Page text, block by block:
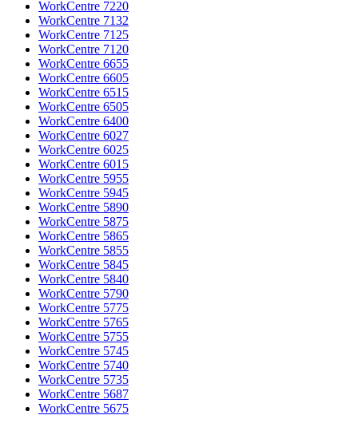
WorkCentre 7220
WorkCentre 7132
WorkCentre 7125
WorkCentre 7120
WorkCentre 6655
WorkCentre 6605
WorkCentre 6515
WorkCentre 6505
WorkCentre 6400
WorkCentre 6027
WorkCentre 6025
WorkCentre 6015
WorkCentre 5955
WorkCentre 5945
WorkCentre 5890
WorkCentre 5875
WorkCentre 5865
WorkCentre 5855
WorkCentre 5845
WorkCentre 5840
WorkCentre 5790
WorkCentre 5775
WorkCentre 5765
WorkCentre 5755
WorkCentre 5745
WorkCentre 5740
WorkCentre 5735
WorkCentre 5687
WorkCentre 5675